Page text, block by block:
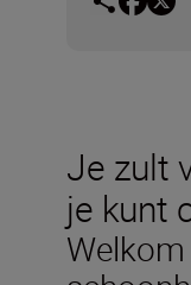
Je zult
je kunt